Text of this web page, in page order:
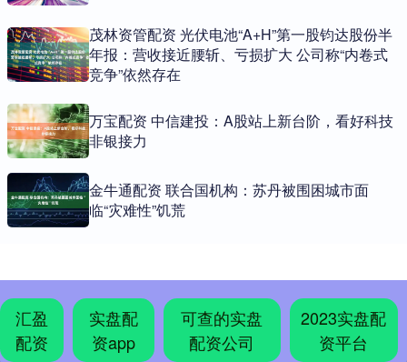
茂林资管配资 光伏电池“A+H”第一股钧达股份半
年报：营收接近腰斩、亏损扩大 公司称“内卷式
竞争”依然存在
万宝配资 中信建投：A股站上新台阶，看好科技
非银接力
金牛通配资 联合国机构：苏丹被围困城市面
临“灾难性”饥荒
汇盈
配资
实盘配
资app
可查的实盘
配资公司
2023实盘配
资平台